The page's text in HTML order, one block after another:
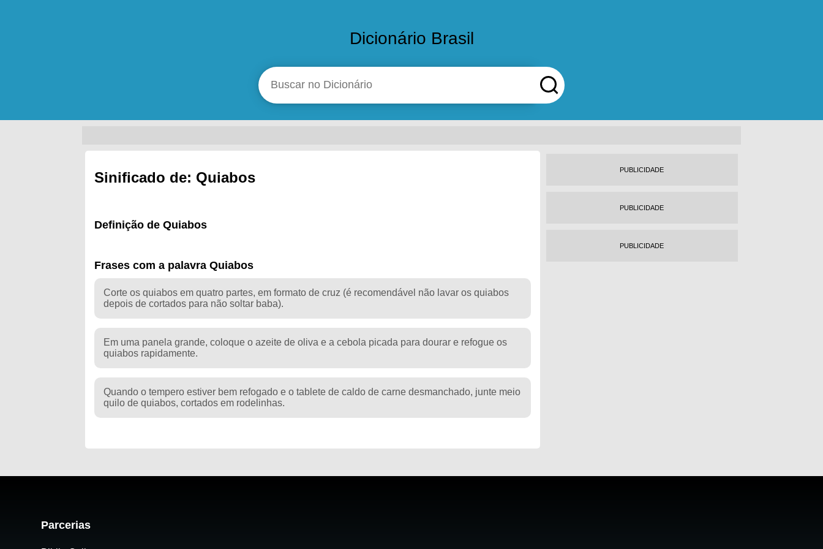
Dicionário Brasil
Sinificado de: Quiabos
Definição de Quiabos
Frases com a palavra Quiabos
Corte os quiabos em quatro partes, em formato de cruz (é recomendável não lavar os quiabos
depois de cortados para não soltar baba).
Em uma panela grande, coloque o azeite de oliva e a cebola picada para dourar e refogue os
quiabos rapidamente.
Quando o tempero estiver bem refogado e o tablete de caldo de carne desmanchado, junte meio
quilo de quiabos, cortados em rodelinhas.
PUBLICIDADE
PUBLICIDADE
PUBLICIDADE
Parcerias